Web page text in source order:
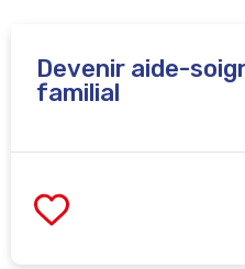
Devenir aide-
familial